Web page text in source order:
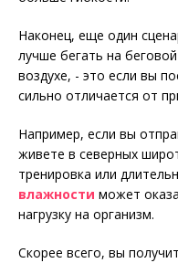
Наконец, еще один
лучше бегать на
воздухе, - это если вы
сильно отличается от
Например, если вы
живете в северных
тренировка или
влажности может
нагрузку на организм.
Скорее всего, вы